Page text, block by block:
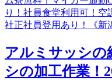
アルミサッシの
シの加工作業！